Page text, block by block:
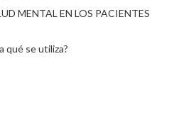
MENTAL EN LOS PACIENTES
qué se utiliza?